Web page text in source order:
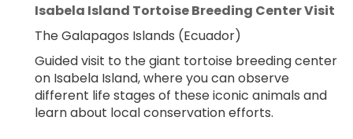
Isabela Island Tortoise Breeding Center Visit
The Galapagos Islands (Ecuador)
Guided visit to the giant tortoise breeding center
on Isabela Island, where you can observe
different life stages of these iconic animals and
learn about local conservation efforts.